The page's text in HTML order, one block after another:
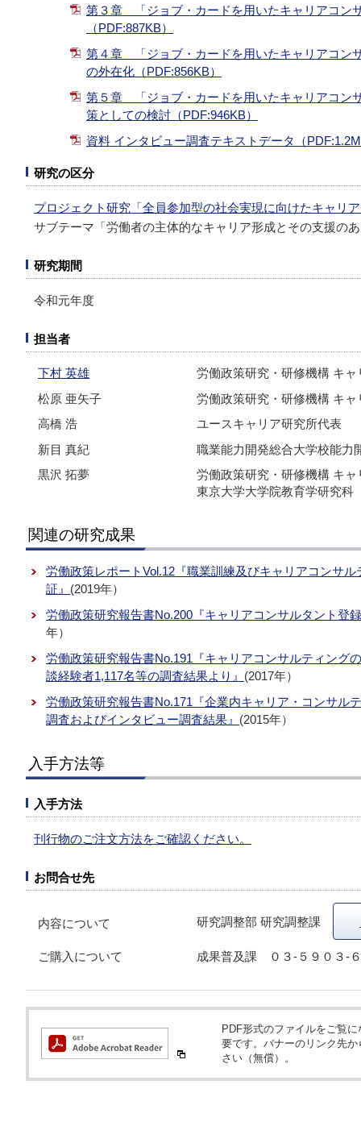
第３章 「ジョブ・カードを用いたキャリアコン
（PDF:887KB）
第４章 「ジョブ・カードを用いたキャリアコン
の外在化（PDF:856KB）
第５章 「ジョブ・カードを用いたキャリアコン
策としての検討（PDF:946KB）
資料 インタビュー調査テキストデータ（
研究の区分
プロジェクト研究「全員参加型の社会実現に向けたキャリ
サブテーマ「労働者の主体的なキャリア形成とその支援の
研究期間
令和元年度
担当者
下村 英雄
労働政策研究・研修機構 キ
松原 亜矢子
労働政策研究・研修機構 キ
高橋 浩
ユースキャリア研究所代表
新目 真紀
職業能力開発総合大学校能力
黒沢 拓夢
労働政策研究・研修機構 キ
東京大学大学院教育学研究科
関連の研究成果
労働政策レポートVol.12『職業訓練及びキャリアコンサ
証』 (2019年）
労働政策研究報告書No.200『キャリアコンサルタント登
年）
労働政策研究報告書No.191『キャリアコンサルティング
談経験者1,117名等の調査結果より』 (2017年）
労働政策研究報告書No.171『企業内キャリア・コンサル
調査およびインタビュー調査結果』 (2015年）
入手方法等
入手方法
刊行物のご注文方法をご確認ください。
お問合せ先
内容について 研究調整部 研究調整課
ご購入について 成果普及課 ０３-５９０３-
PDF形式のファイルをご覧
要です。バナーのリンク先
さい（無償）。